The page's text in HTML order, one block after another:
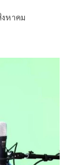
หาคม